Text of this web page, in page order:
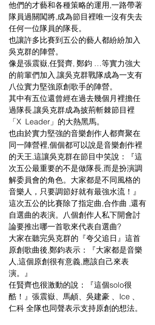
他們的才藝和各種策略的運用,一路帶著
隊員過關闖將,成為節目裡唯一沒有失去
任何一位隊員的隊長。
也讓許多比賽到五公的藝人都紛紛加入
吳克群的陣營。
像是張震嶽,任賢齊, 鄭鈞 …等實力強大
的前輩們加入,讓吳克群戰隊成為一支有
八位實力堅強原創歌手的陣營。
其中有五位還曾經在過去幾個月裡擔任
過隊長,讓吳克群成為披荊斬棘節目裡
「X  Leader」的大熱黑馬。
也由於實力堅強的音樂創作人都齊聚在
同一陣營裡,個個都可以說是音樂創作裡
的天王,這讓吳克群在節目中笑說：『這
次五公最重要的不是做隊長,而是扮演調
解委員會的角色。大家都是不同風格的
音樂人，只要調節好就有最強水流！』
這次五公的比賽除了指定曲,合作曲 ,還有
自選曲的表演。八個創作人私下開會討
論要推出哪一首歌來代表自選曲?
大家在聽完吳克群的『夸父追日』這首
原創歌曲後,鄭鈞表示：『大家都是音樂
人,這個原創很有意義,應該自己來表
演。』
任賢齊也很激動的說：『這個solo很
酷！』張震嶽、馬頔、吳建豪 、Ice 、
仁科 全隊也同聲表示支持原創的想法。